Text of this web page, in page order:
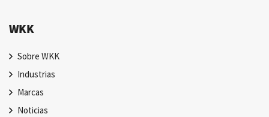
WKK
Sobre WKK
Industrias
Marcas
Noticias